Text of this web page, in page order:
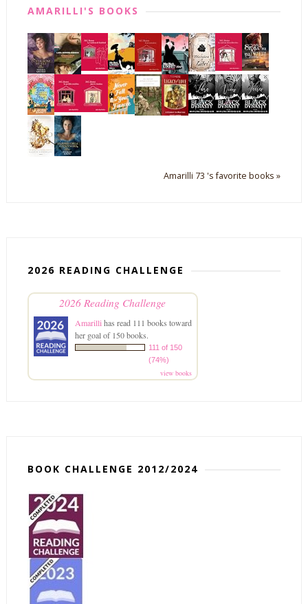
AMARILLI'S BOOKS
Amarilli 73 's favorite books »
2026 READING CHALLENGE
2026 Reading Challenge
Amarillihas read 111 books toward
her goal of 150 books.
111 of 150
(74%)
view books
BOOK CHALLENGE 2012/2024